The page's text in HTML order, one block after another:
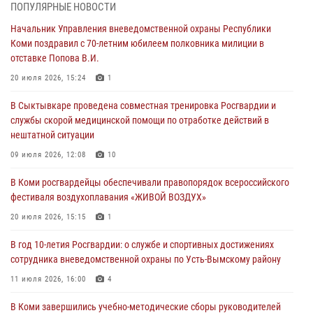
20 июля 2026, 15:24 1
В Коми росгвардейцы обеспечивали правопорядок всероссийского
фестиваля воздухоплавания «ЖИВОЙ ВОЗДУХ»
филиалов вневедомственной охраны Росгвардии
20 июля 2026, 15:12
В Коми сотрудники вневедомственной охраны выезжали по сигналу
20 июля 2026, 15:08
В Усть-Вымском районе сотрудники вневедомственной охраны
20 июля 2026, 15:03
ПОПУЛЯРНЫЕ НОВОСТИ
Начальник Управления вневедомственной охраны Республики
Коми поздравил с 70-летним юбилеем полковника милиции в
отставке Попова В.И.
20 июля 2026, 15:24 1
В Сыктывкаре проведена совместная тренировка Росгвардии и
службы скорой медицинской помощи по отработке действий в
нештатной ситуации
09 июля 2026, 12:08 10
В Коми росгвардейцы обеспечивали правопорядок всероссийского
фестиваля воздухоплавания «ЖИВОЙ ВОЗДУХ»
20 июля 2026, 15:15 1
В год 10-летия Росгвардии: о службе и спортивных достижениях
сотрудника вневедомственной охраны по Усть-Вымскому району
11 июля 2026, 16:00 4
В Коми завершились учебно-методические сборы руководителей